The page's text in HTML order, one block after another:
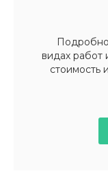
видах работ
стоимость